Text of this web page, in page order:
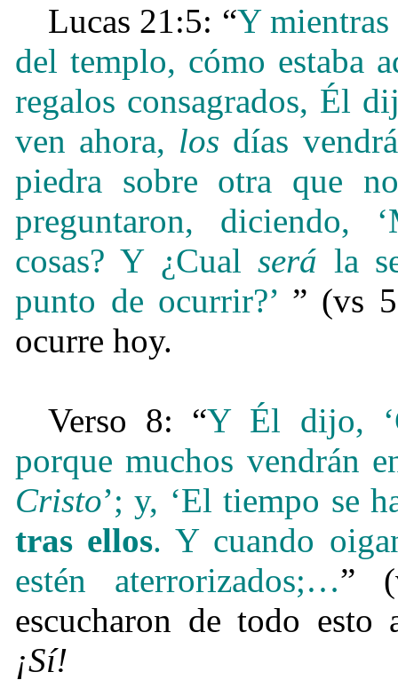
Lucas 21:5: “Y mientras
del templo, cómo estaba
regalos consagrados, Él
ven ahora, los días
piedra sobre otra que
preguntaron, diciendo,
cosas? Y ¿Cualserá la
punto de ocurrir?’ ” (vs
ocurre hoy.
Verso 8: “Y Él dijo,
porque muchos vendrán
Cristo’; y, ‘El tiempo se
tras ellos. Y cuando
estén aterrorizados;…”
escucharon de todo
¡Sí!